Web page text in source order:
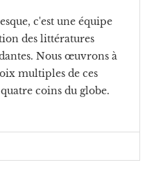
c'est une équipe
des littératures
Nous œuvrons à
multiples de ces
coins du globe.